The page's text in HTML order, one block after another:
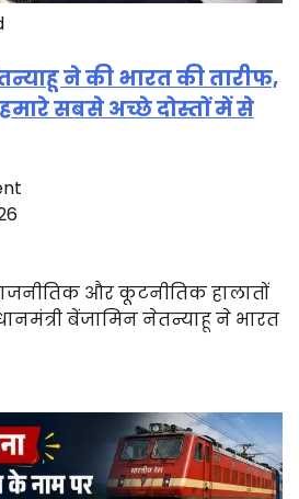
ने की भारत की तारीफ,
सबसे अच्छे दोस्तों में से
और कूटनीतिक हालातों
बेंजामिन नेतन्याहू ने भारत